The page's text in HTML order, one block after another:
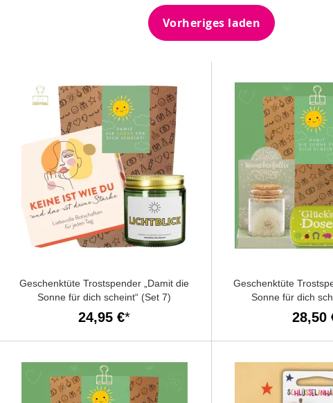
Vorheriges laden
Geschenktüte Trostspender „Damit die
Sonne für dich scheint“ (Set 7)
24,95 €
Geschenktüte
Sonne für dich
28,50